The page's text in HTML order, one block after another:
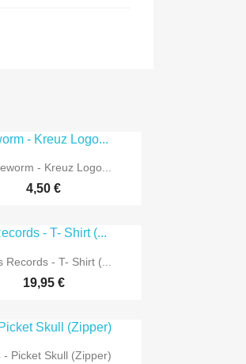
 Vorschau
- Kreuz Logo...
4,50 €
 Vorschau
Records - T- Shirt (...
19,95 €
 Vorschau
- Picket Skull (Zipper)